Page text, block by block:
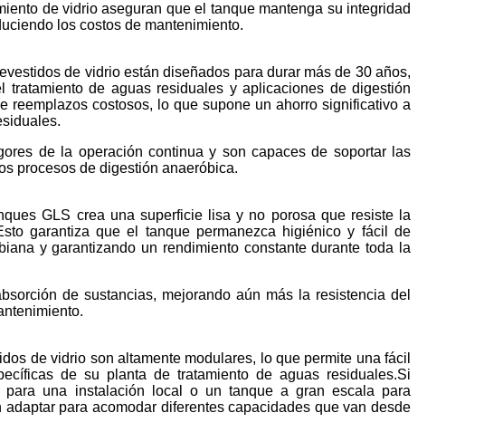
de vidrio aseguran que el tanque mantenga su integridad
los costos de mantenimiento.
de vidrio están diseñados para durar más de 30 años,
de aguas residuales y aplicaciones de digestión
costosos, lo que supone un ahorro significativo a
de la operación continua y son capaces de soportar las
procesos de digestión anaeróbica.
GLS crea una superficie lisa y no porosa que resiste la
garantiza que el tanque permanezca higiénico y fácil de
y garantizando un rendimiento constante durante toda la
de sustancias, mejorando aún más la resistencia del
de vidrio son altamente modulares, lo que permite una fácil
de su planta de tratamiento de aguas residuales.Si
una instalación local o un tanque a gran escala para
para acomodar diferentes capacidades que van desde